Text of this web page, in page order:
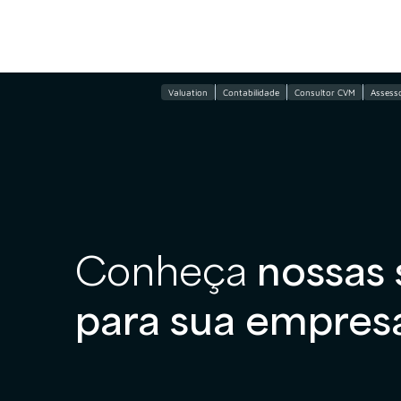
Conheça
para sua
Valuation Contabilidade Consultor CVM